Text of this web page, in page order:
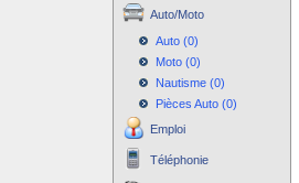
Auto/Moto
Auto (0)
Moto (0)
Nautisme (0)
Pièces Auto (0)
Emploi
Téléphonie